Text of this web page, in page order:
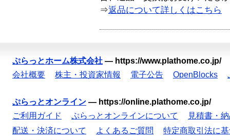
⇒返品について詳しくはこちら
ぷらっとホーム株式会社 — https://www.plathome.co.jp/
会社概要
株主・投資家情報 電子公告 OpenBlocks
ぷらっとオンライン — https://online.plathome.co.jp/
ご利用ガイド
ぷらっとオンラインについて
見積書・
配送・決済について
よくあるご質問
特定商取引法に